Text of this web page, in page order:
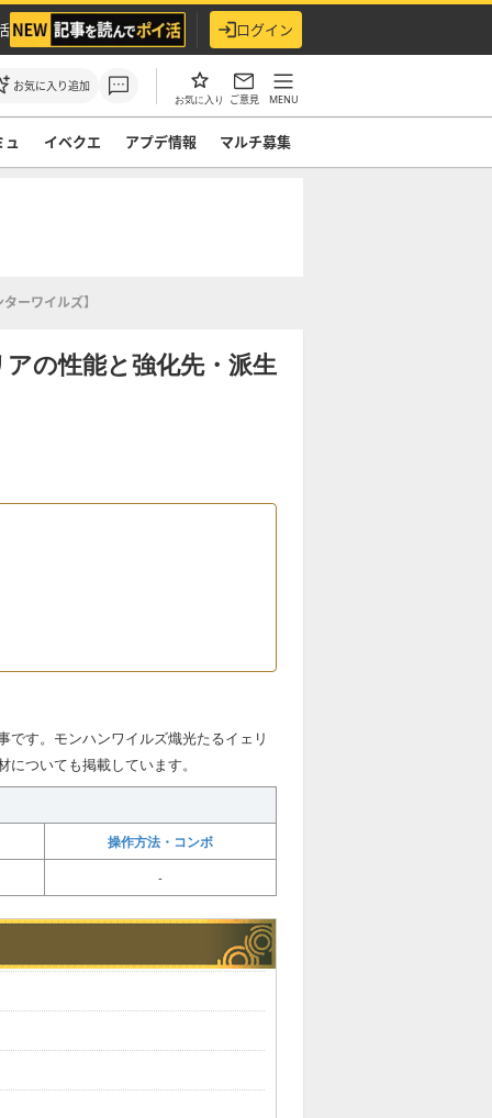
ログイン
お気に入り追加
お気に入り ご意見 MENU
ュ イベクエ アプデ情報 マルチ募集
ーワイルズ】
の性能と強化先・派生
す。モンハンワイルズ熾光たるイェリ
ついても掲載しています。
操作方法・コンボ
-